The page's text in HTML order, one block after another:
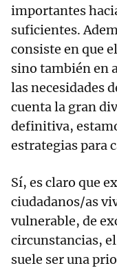
importantes
suficientes.
consiste en que
sino también en
las necesidades
cuenta la gran
definitiva,
estrategias para
Sí, es claro que
ciudadanos/as
vulnerable, de
circunstancias,
suele ser una